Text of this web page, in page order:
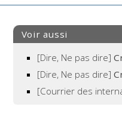
Voir aussi
[Dire, Ne pas dire]
[Dire, Ne pas dire]
[Courrier des